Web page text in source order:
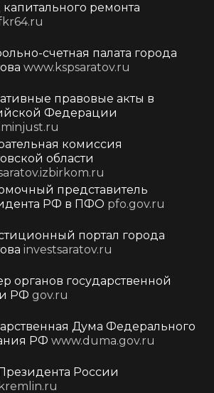
ремонта
счетная палата города
www.kspsaratov.ru
правовые акты в
Федерации
комиссия
области
представитель
РФ в ПФО pfo.gov.ru
портал города
investsaratov.ru
органов государственной
РФ gov.ru
Дума Федерального
РФ www.duma.gov.ru
России